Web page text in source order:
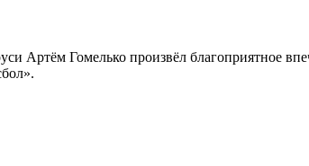
Артём Гомелько произвёл благоприятное